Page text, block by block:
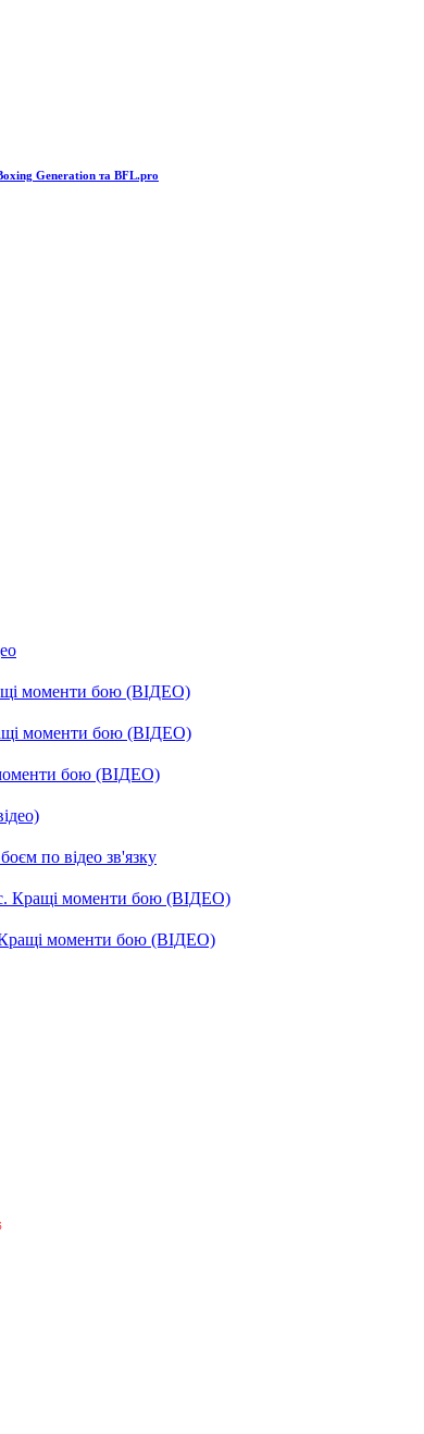
Generation та BFL.pro
моменти бою (ВІДЕО)
моменти бою (ВІДЕО)
бою (ВІДЕО)
по відео зв'язку
Кращі моменти бою (ВІДЕО)
Кращі моменти бою (ВІДЕО)